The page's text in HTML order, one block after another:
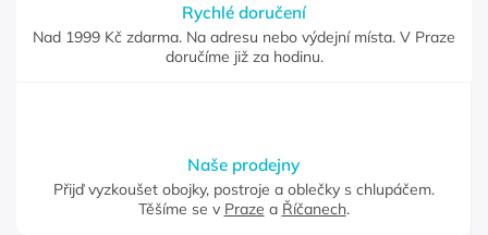
Rychlé doručení
Nad 1999 Kč zdarma. Na adresu nebo výdejní místa. V Praze
doručíme již za hodinu.
Naše prodejny
Přijď vyzkoušet obojky, postroje a oblečky s chlupáčem.
Těšíme se v Praze a Říčanech.